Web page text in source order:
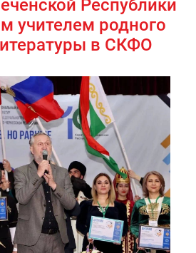
Республики
учителем родного
в СКФО